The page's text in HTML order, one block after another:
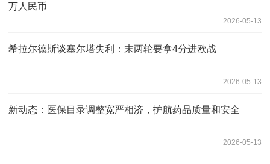
万人民币
2026-05-13
希拉尔德斯谈塞尔塔失利：末两轮要拿4分进欧战
2026-05-13
新动态：医保目录调整宽严相济，护航药品质量和安全
2026-05-13